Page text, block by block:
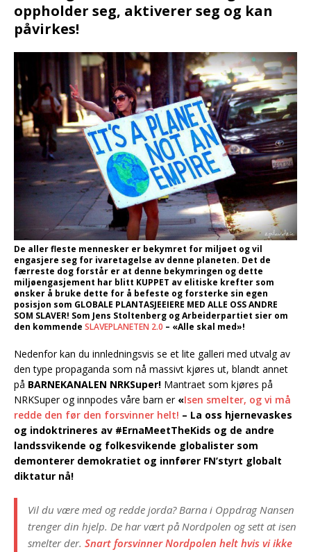
oppholder seg, aktiverer seg og kan
påvirkes!
De aller fleste mennesker er bekymret for miljøet og vil
engasjere seg for ivaretagelse av denne planeten. Det de
færreste dog forstår er at denne bekymringen og dette
miljøengasjement har blitt KUPPET av elitiske krefter som
ønsker å bruke dette for å befeste og forsterke sin egen
posisjon som GLOBALE PLANTASJEEIERE MED ALLE OSS ANDRE
SOM SLAVER! Som Jens Stoltenberg og Arbeiderpartiet sier om
den kommende SLAVEPLANETEN 2.0 – «Alle skal med»!
Nedenfor kan du innledningsvis se et lite galleri med utvalg av
den type propaganda som nå massivt kjøres ut, blandt annet
på BARNEKANALEN NRKSuper! Mantraet som kjøres på
NRKSuper og innpodes våre barn er «Isen smelter, og vi må
redde den før den forsvinner helt! – La oss hjernevaskes
og indoktrineres av #ErnaMeetTheKids og de andre
landssvikende og folkesvikende globalister som
demonterer demokratiet og innfører FN’styrt globalt
diktatur nå!
Vil du være med og redde jorda? Barna i Oppdrag Nansen
trenger din hjelp. De har vært på Nordpolen og sett at isen
smelter der. Snart forsvinner Nordpolen helt hvis vi ikke